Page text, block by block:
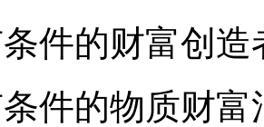
件的财富创造
件的物质财富